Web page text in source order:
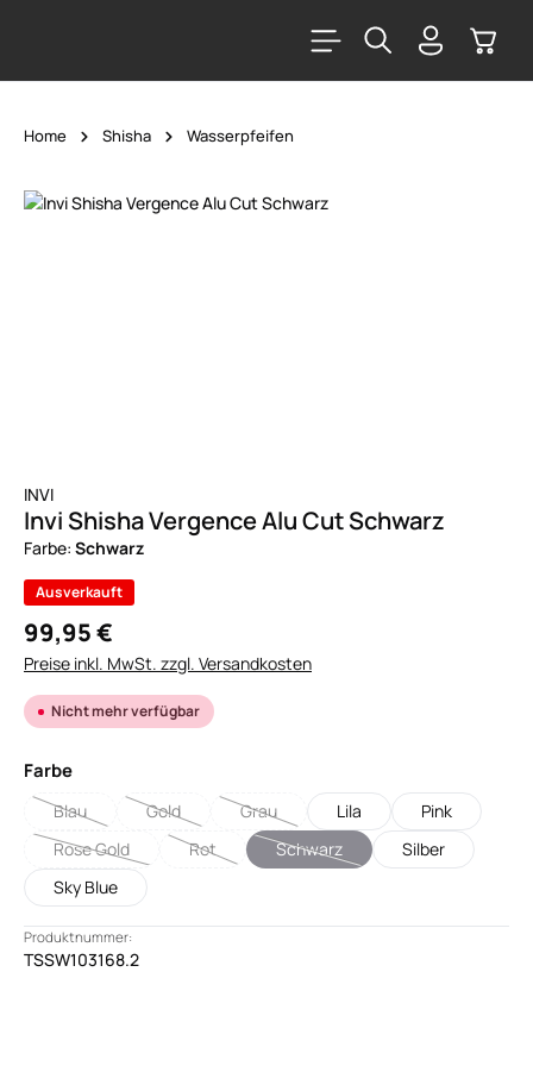
Home Shisha Wasserpfeifen
Bildergalerie überspringen
INVI
Invi Shisha Vergence Alu Cut Schwarz
Farbe: Schwarz
Ausverkauft
99,95 €
Preise inkl. MwSt. zzgl. Versandkosten
Nicht mehr verfügbar
Farbeauswählen
Blau
(Diese Option ist zurzeit nicht verfügbar.)
Gold
(Diese Option ist zurzeit nicht verfügbar.)
Grau
(Diese Option ist zurzeit nicht verfügbar.)
Lila
Pink
Rose Gold
(Diese Option ist zurzeit nicht verfügbar.)
Rot
(Diese Option ist zurzeit nicht verfügbar.)
Schwarz
(Diese Option ist zurzeit nicht
Silber
Sky Blue
Produktnummer:
TSSW103168.2